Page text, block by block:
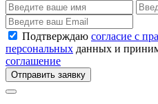
Подтверждаю согласие с
персональных данных и
соглашение
Отправить заявку